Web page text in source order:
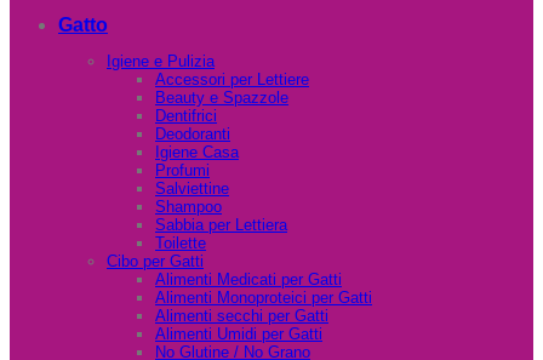
Gatto
Igiene e Pulizia
Accessori per Lettiere
Beauty e Spazzole
Dentifrici
Deodoranti
Igiene Casa
Profumi
Salviettine
Shampoo
Sabbia per Lettiera
Toilette
Cibo per Gatti
Alimenti Medicati per Gatti
Alimenti Monoproteici per Gatti
Alimenti secchi per Gatti
Alimenti Umidi per Gatti
No Glutine / No Grano